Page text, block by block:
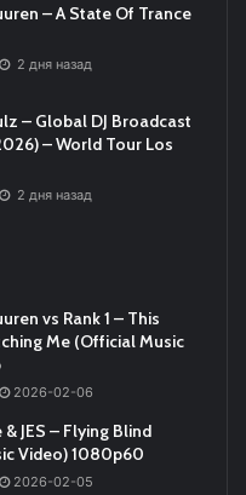
– A State Of Trance
2 дня назад
– Global DJ Broadcast
– World Tour Los
2 дня назад
vs Rank 1 – This
Me (Official Music
2026-02-06
JES – Flying Blind
Video) 1080p60
2026-02-05